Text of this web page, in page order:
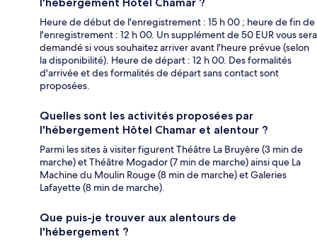
Heure de début de l'enregistrement : 15 h 00 ; heure de fin de
l'enregistrement : 12 h 00. Un supplément de 50 EUR vous sera
demandé si vous souhaitez arriver avant l'heure prévue (selon
la disponibilité). Heure de départ : 12 h 00. Des formalités
d'arrivée et des formalités de départ sans contact sont
proposées.
Quelles sont les activités proposées par
l'hébergement Hôtel Chamar et alentour ?
Parmi les sites à visiter figurent Théâtre La Bruyère (3 min de
marche) et Théâtre Mogador (7 min de marche) ainsi que La
Machine du Moulin Rouge (8 min de marche) et Galeries
Lafayette (8 min de marche).
Que puis-je trouver aux alentours de
l'hébergement ?